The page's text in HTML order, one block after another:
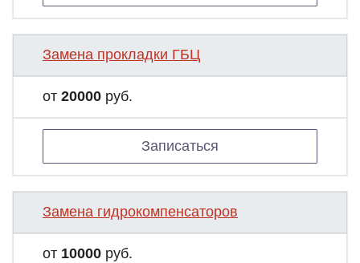
Замена прокладки ГБЦ
от 20000 руб.
Записаться
Замена гидрокомпенсаторов
от 10000 руб.